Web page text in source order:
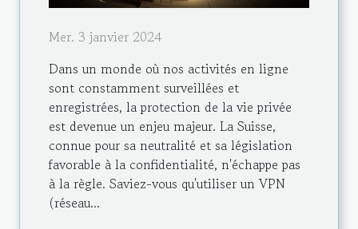
Mer. 3 janvier 2024
Dans un monde où nos activités en ligne
sont constamment surveillées et
enregistrées, la protection de la vie privée
est devenue un enjeu majeur. La Suisse,
connue pour sa neutralité et sa législation
favorable à la confidentialité, n'échappe pas
à la règle. Saviez-vous qu'utiliser un VPN
(réseau...